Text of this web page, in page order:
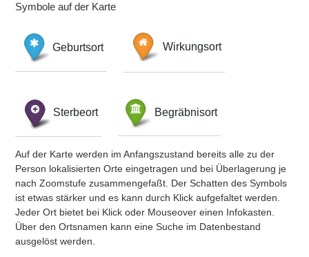
Symbole auf der Karte
Geburtsort Wirkungsort
Sterbeort Begräbnisort
Auf der Karte werden im Anfangszustand bereits alle zu der
Person lokalisierten Orte eingetragen und bei Überlagerung je
nach Zoomstufe zusammengefaßt. Der Schatten des Symbols
ist etwas stärker und es kann durch Klick aufgefaltet werden.
Jeder Ort bietet bei Klick oder Mouseover einen Infokasten.
Über den Ortsnamen kann eine Suche im Datenbestand
ausgelöst werden.